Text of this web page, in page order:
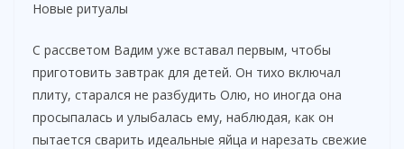
Новые ритуалы
С рассветом Вадим уже вставал первым, чтобы
приготовить завтрак для детей. Он тихо включал
плиту, старался не разбудить Олю, но иногда она
просыпалась и улыбалась ему, наблюдая, как он
пытается сварить идеальные яйца и нарезать свежие